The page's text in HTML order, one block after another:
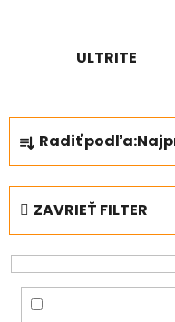
ULTRITE
R
a
d
e
n
e
p
Radiť podľa:
ZAVRIEŤ FILTER